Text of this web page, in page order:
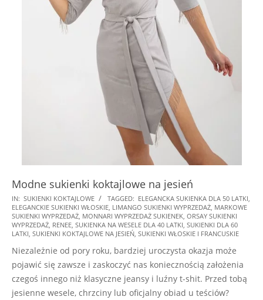
Modne sukienki koktajlowe na jesień
2024-
11-
20
IN: SUKIENKI KOKTAJLOWE TAGGED: ELEGANCKA SUKIENKA DLA 50 LATKI,
ELEGANCKIE SUKIENKI WŁOSKIE, LIMANGO SUKIENKI WYPRZEDAŻ, MARKOWE
SUKIENKI WYPRZEDAŻ, MONNARI WYPRZEDAŻ SUKIENEK, ORSAY SUKIENKI
WYPRZEDAŻ, RENEE, SUKIENKA NA WESELE DLA 40 LATKI, SUKIENKI DLA 60
LATKI, SUKIENKI KOKTAJLOWE NA JESIEŃ, SUKIENKI WŁOSKIE I FRANCUSKIE
Niezależnie od pory roku, bardziej uroczysta okazja może
pojawić się zawsze i zaskoczyć nas koniecznością założenia
czegoś innego niż klasyczne jeansy i luźny t-shit. Przed tobą
jesienne wesele, chrzciny lub oficjalny obiad u teściów?